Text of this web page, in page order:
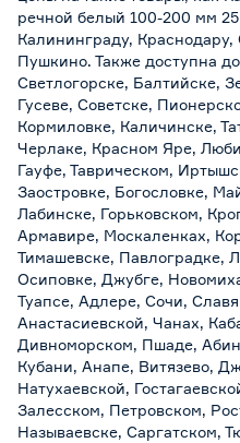
речной белый 100-200 мм
Калининграду,
Пушкино. Также доступна
Светлогорске, Балтийске,
Гусеве, Советске,
Кормиловке, Каличинске,
Черлаке, Красном Яре,
Гауфе, Таврическом,
Заостровке, Богословке,
Лабинске, Горьковском,
Армавире, Москаленках,
Тимашевске, Павлоградке,
Осиповке, Джубге,
Туапсе, Адлере, Сочи,
Анастасиевской, Чанах,
Дивноморском, Пшаде,
Кубани, Анапе, Витязево,
Натухаевской,
Залесском, Петровском,
Называевске, Саргатском,